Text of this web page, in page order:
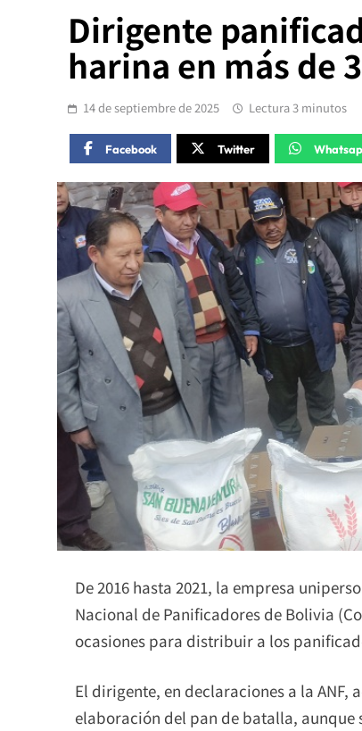
Dirigente
harina en más de
14 de septiembre de 2025 Lectura 3 minutos
Facebook Twitter
De 2016 hasta 2021, la empresa
Nacional de Panificadores de Bolivia
ocasiones para distribuir a los
El dirigente, en declaraciones a la
elaboración del pan de batalla, aunque